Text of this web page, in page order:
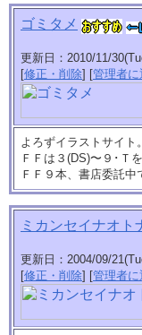
ゴミタメ
更新日：2010/11/
[修正・削除] [管理者に
よろずイラストサイト。
ＦＦは３(DS)〜９･Ｔ
ＦＦ９本、書店委託中
ミカンセイナオト
更新日：2004/09/
[修正・削除] [管理者に